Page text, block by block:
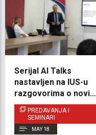
Serijal AI Talks
nastavljen na IUS-u
razgovorima o novim
trendovima u oblasti
umjetne inteligencije
PREDAVANJA I
SEMINARI
MAY 18